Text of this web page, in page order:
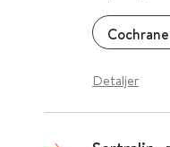
Detaljer